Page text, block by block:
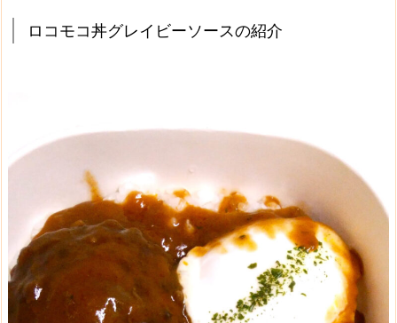
ロコモコ丼グレイビーソースの紹介